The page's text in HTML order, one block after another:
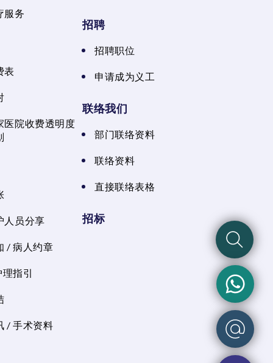
服务
表
医院收费透明度
人员分享
/ 病人约章
指引
/ 手术资料
招聘
招聘职位
申请成为义工
联络我们
部门联络资料
联络资料
直接联络表格
招标